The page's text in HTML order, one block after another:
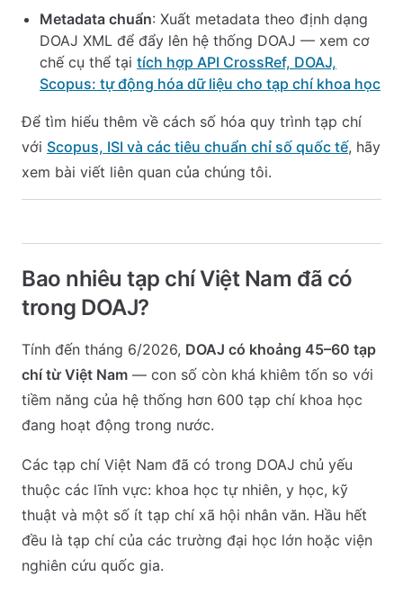
Metadata chuẩn: Xuất metadata theo định dạng
DOAJ XML để đẩy lên hệ thống DOAJ — xem cơ
chế cụ thể tại tích hợp API CrossRef, DOAJ,
Scopus: tự động hóa dữ liệu cho tạp chí khoa học
Để tìm hiểu thêm về cách số hóa quy trình tạp chí
với Scopus, ISI và các tiêu chuẩn chỉ số quốc tế, hãy
xem bài viết liên quan của chúng tôi.
Bao nhiêu tạp chí Việt Nam đã có
trong DOAJ?
Tính đến tháng 6/2026, DOAJ có khoảng 45–60 tạp
chí từ Việt Nam — con số còn khá khiêm tốn so với
tiềm năng của hệ thống hơn 600 tạp chí khoa học
đang hoạt động trong nước.
Các tạp chí Việt Nam đã có trong DOAJ chủ yếu
thuộc các lĩnh vực: khoa học tự nhiên, y học, kỹ
thuật và một số ít tạp chí xã hội nhân văn. Hầu hết
đều là tạp chí của các trường đại học lớn hoặc viện
nghiên cứu quốc gia.